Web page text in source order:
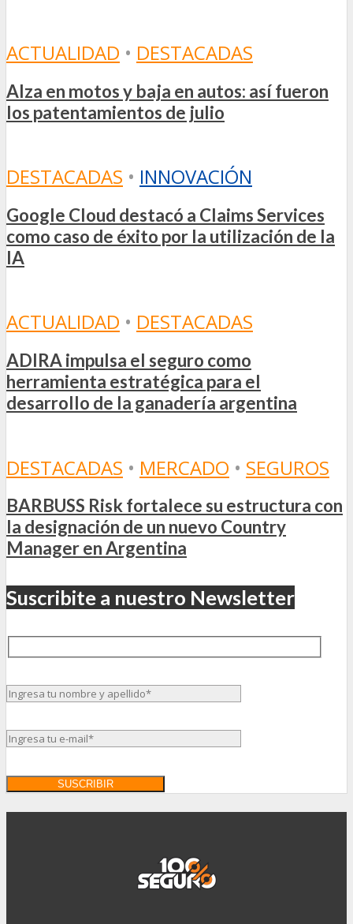
ACTUALIDAD • DESTACADAS
Alza en motos y baja en autos: así fueron
los patentamientos de julio
DESTACADAS • INNOVACIÓN
Google Cloud destacó a Claims Services
como caso de éxito por la utilización de la
IA
ACTUALIDAD • DESTACADAS
ADIRA impulsa el seguro como
herramienta estratégica para el
desarrollo de la ganadería argentina
DESTACADAS • MERCADO • SEGUROS
BARBUSS Risk fortalece su estructura con
la designación de un nuevo Country
Manager en Argentina
Suscribite a nuestro Newsletter